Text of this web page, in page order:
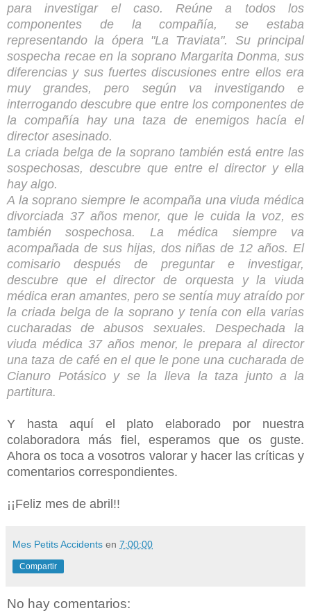
para investigar el caso. Reúne a todos los
componentes de la compañía, se estaba
representando la ópera "La Traviata". Su principal
sospecha recae en la soprano Margarita Donma, sus
diferencias y sus fuertes discusiones entre ellos era
muy grandes, pero según va investigando e
interrogando descubre que entre los componentes de
la compañía hay una taza de enemigos hacía el
director asesinado.
La criada belga de la soprano también está entre las
sospechosas, descubre que entre el director y ella
hay algo.
A la soprano siempre le acompaña una viuda médica
divorciada 37 años menor, que le cuida la voz, es
también sospechosa. La médica siempre va
acompañada de sus hijas, dos niñas de 12 años. El
comisario después de preguntar e investigar,
descubre que el director de orquesta y la viuda
médica eran amantes, pero se sentía muy atraído por
la criada belga de la soprano y tenía con ella varias
cucharadas de abusos sexuales. Despechada la
viuda médica 37 años menor, le prepara al director
una taza de café en el que le pone una cucharada de
Cianuro Potásico y se la lleva la taza junto a la
partitura.
Y hasta aquí el plato elaborado por nuestra
colaboradora más fiel, esperamos que os guste.
Ahora os toca a vosotros valorar y hacer las críticas y
comentarios correspondientes.
¡¡Feliz mes de abril!!
Mes Petits Accidents en 7:00:00
Compartir
No hay comentarios: